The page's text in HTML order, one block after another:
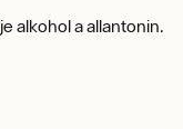
alkohol a allantonin.